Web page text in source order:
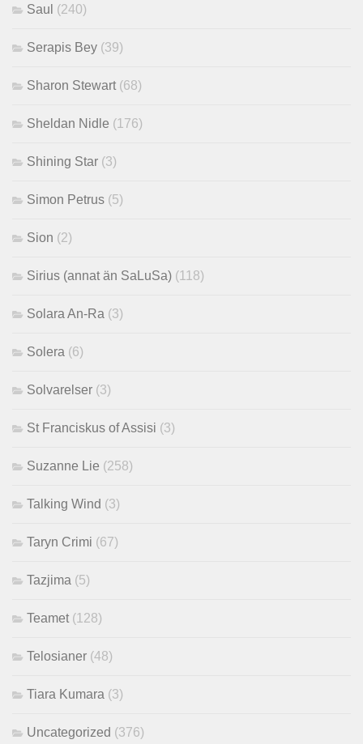
Saul (240)
Serapis Bey (39)
Sharon Stewart (68)
Sheldan Nidle (176)
Shining Star (3)
Simon Petrus (5)
Sion (2)
Sirius (annat än SaLuSa) (118)
Solara An-Ra (3)
Solera (6)
Solvarelser (3)
St Franciskus of Assisi (3)
Suzanne Lie (258)
Talking Wind (3)
Taryn Crimi (67)
Tazjima (5)
Teamet (128)
Telosianer (48)
Tiara Kumara (3)
Uncategorized (376)